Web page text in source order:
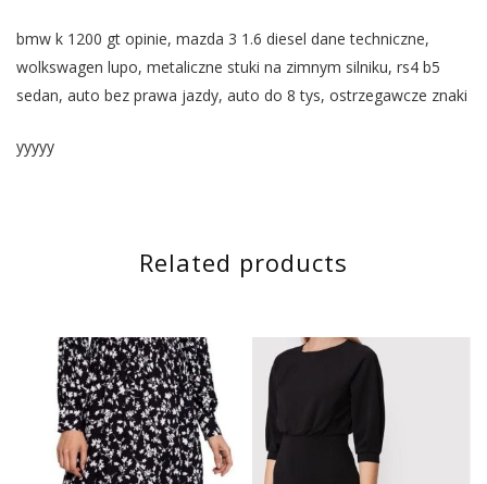
bmw k 1200 gt opinie, mazda 3 1.6 diesel dane techniczne,
wolkswagen lupo, metaliczne stuki na zimnym silniku, rs4 b5
sedan, auto bez prawa jazdy, auto do 8 tys, ostrzegawcze znaki
yyyyy
Related products